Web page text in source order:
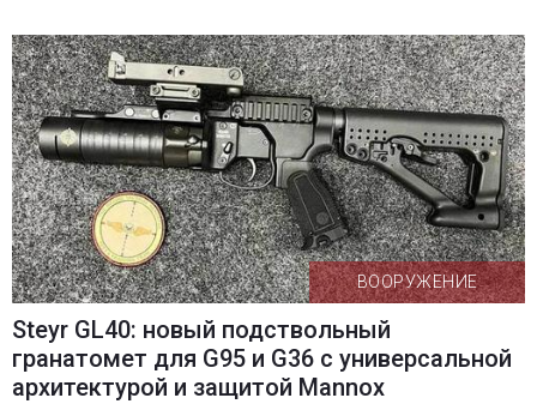
ВООРУЖЕНИЕ
Steyr GL40: новый подствольный
гранатомет для G95 и G36 с универсальной
архитектурой и защитой Mannox